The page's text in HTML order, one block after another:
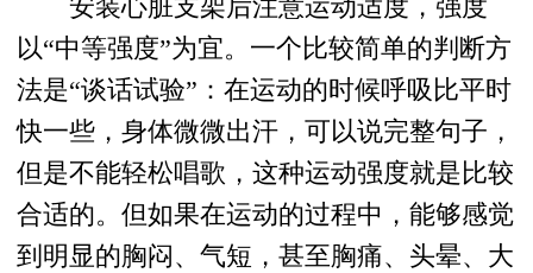
安装心脏支架后注意运动适度，强度
以“中等强度”为宜。一个比较简单的判断方
法是“谈话试验”：在运动的时候呼吸比平时
快一些，身体微微出汗，可以说完整句子，
但是不能轻松唱歌，这种运动强度就是比较
合适的。但如果在运动的过程中，能够感觉
到明显的胸闷、气短，甚至胸痛、头晕、大